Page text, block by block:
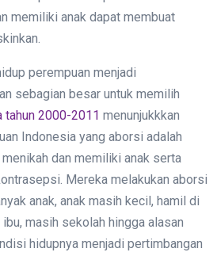
memiliki anak dapat membuat
perempuan menjadi
sebagian besar untuk memilih
tahun 2000-2011 menunjukkkan
Indonesia yang aborsi adalah
dan memiliki anak serta
Mereka melakukan aborsi
anak, anak masih kecil, hamil di
masih sekolah hingga alasan
hidupnya menjadi pertimbangan